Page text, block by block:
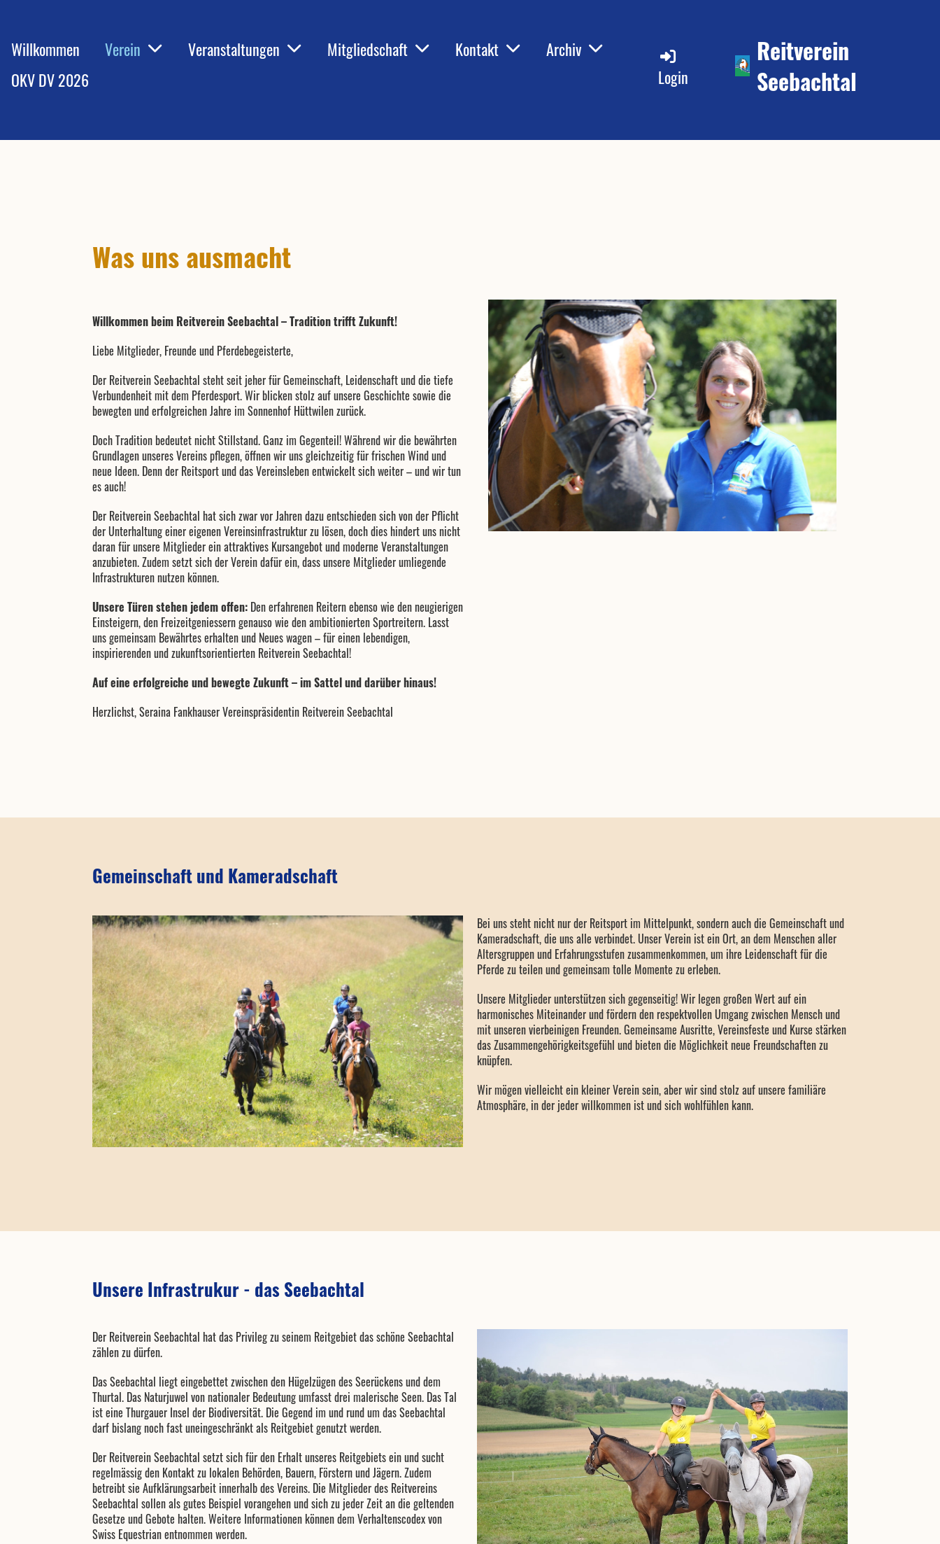
Willkommen Verein Veranstaltungen Mitgliedschaft Kontakt
Archiv
OKV DV 2026
Login
Reitverein
Seebachtal
Was uns ausmacht
Willkommen beim Reitverein Seebachtal – Tradition trifft Zukunft!
Liebe Mitglieder, Freunde und Pferdebegeisterte,
Der Reitverein Seebachtal steht seit jeher für Gemeinschaft, Leidenschaft und die tiefe
Verbundenheit mit dem Pferdesport. Wir blicken stolz auf unsere Geschichte sowie die
bewegten und erfolgreichen Jahre im Sonnenhof Hüttwilen zurück.
Doch Tradition bedeutet nicht Stillstand. Ganz im Gegenteil! Während wir die bewährten
Grundlagen unseres Vereins pflegen, öffnen wir uns gleichzeitig für frischen Wind und
neue Ideen. Denn der Reitsport und das Vereinsleben entwickelt sich weiter – und wir tun
es auch!
Der Reitverein Seebachtal hat sich zwar vor Jahren dazu entschieden sich von der Pflicht
der Unterhaltung einer eigenen Vereinsinfrastruktur zu lösen, doch dies hindert uns nicht
daran für unsere Mitglieder ein attraktives Kursangebot und moderne Veranstaltungen
anzubieten. Zudem setzt sich der Verein dafür ein, dass unsere Mitglieder umliegende
Infrastrukturen nutzen können.
Unsere Türen stehen jedem offen: Den erfahrenen Reitern ebenso wie den neugierigen
Einsteigern, den Freizeitgeniessern genauso wie den ambitionierten Sportreitern. Lasst
uns gemeinsam Bewährtes erhalten und Neues wagen – für einen lebendigen,
inspirierenden und zukunftsorientierten Reitverein Seebachtal!
Auf eine erfolgreiche und bewegte Zukunft – im Sattel und darüber hinaus!
Herzlichst, Seraina Fankhauser Vereinspräsidentin Reitverein Seebachtal
Gemeinschaft und Kameradschaft
Bei uns steht nicht nur der Reitsport im Mittelpunkt, sondern auch die Gemeinschaft und
Kameradschaft, die uns alle verbindet. Unser Verein ist ein Ort, an dem Menschen aller
Altersgruppen und Erfahrungsstufen zusammenkommen, um ihre Leidenschaft für die
Pferde zu teilen und gemeinsam tolle Momente zu erleben.
Unsere Mitglieder unterstützen sich gegenseitig! Wir legen großen Wert auf ein
harmonisches Miteinander und fördern den respektvollen Umgang zwischen Mensch und
mit unseren vierbeinigen Freunden. Gemeinsame Ausritte, Vereinsfeste und Kurse stärken
das Zusammengehörigkeitsgefühl und bieten die Möglichkeit neue Freundschaften zu
knüpfen.
Wir mögen vielleicht ein kleiner Verein sein, aber wir sind stolz auf unsere familiäre
Atmosphäre, in der jeder willkommen ist und sich wohlfühlen kann.
Unsere Infrastrukur - das Seebachtal
Der Reitverein Seebachtal hat das Privileg zu seinem Reitgebiet das schöne Seebachtal
zählen zu dürfen.
Das Seebachtal liegt eingebettet zwischen den Hügelzügen des Seerückens und dem
Thurtal. Das Naturjuwel von nationaler Bedeutung umfasst drei malerische Seen. Das Tal
ist eine Thurgauer Insel der Biodiversität. Die Gegend im und rund um das Seebachtal
darf bislang noch fast uneingeschränkt als Reitgebiet genutzt werden.
Der Reitverein Seebachtal setzt sich für den Erhalt unseres Reitgebiets ein und sucht
regelmässig den Kontakt zu lokalen Behörden, Bauern, Förstern und Jägern. Zudem
betreibt sie Aufklärungsarbeit innerhalb des Vereins. Die Mitglieder des Reitvereins
Seebachtal sollen als gutes Beispiel vorangehen und sich zu jeder Zeit an die geltenden
Gesetze und Gebote halten. Weitere Informationen können dem Verhaltenscodex von
Swiss Equestrian entnommen werden.